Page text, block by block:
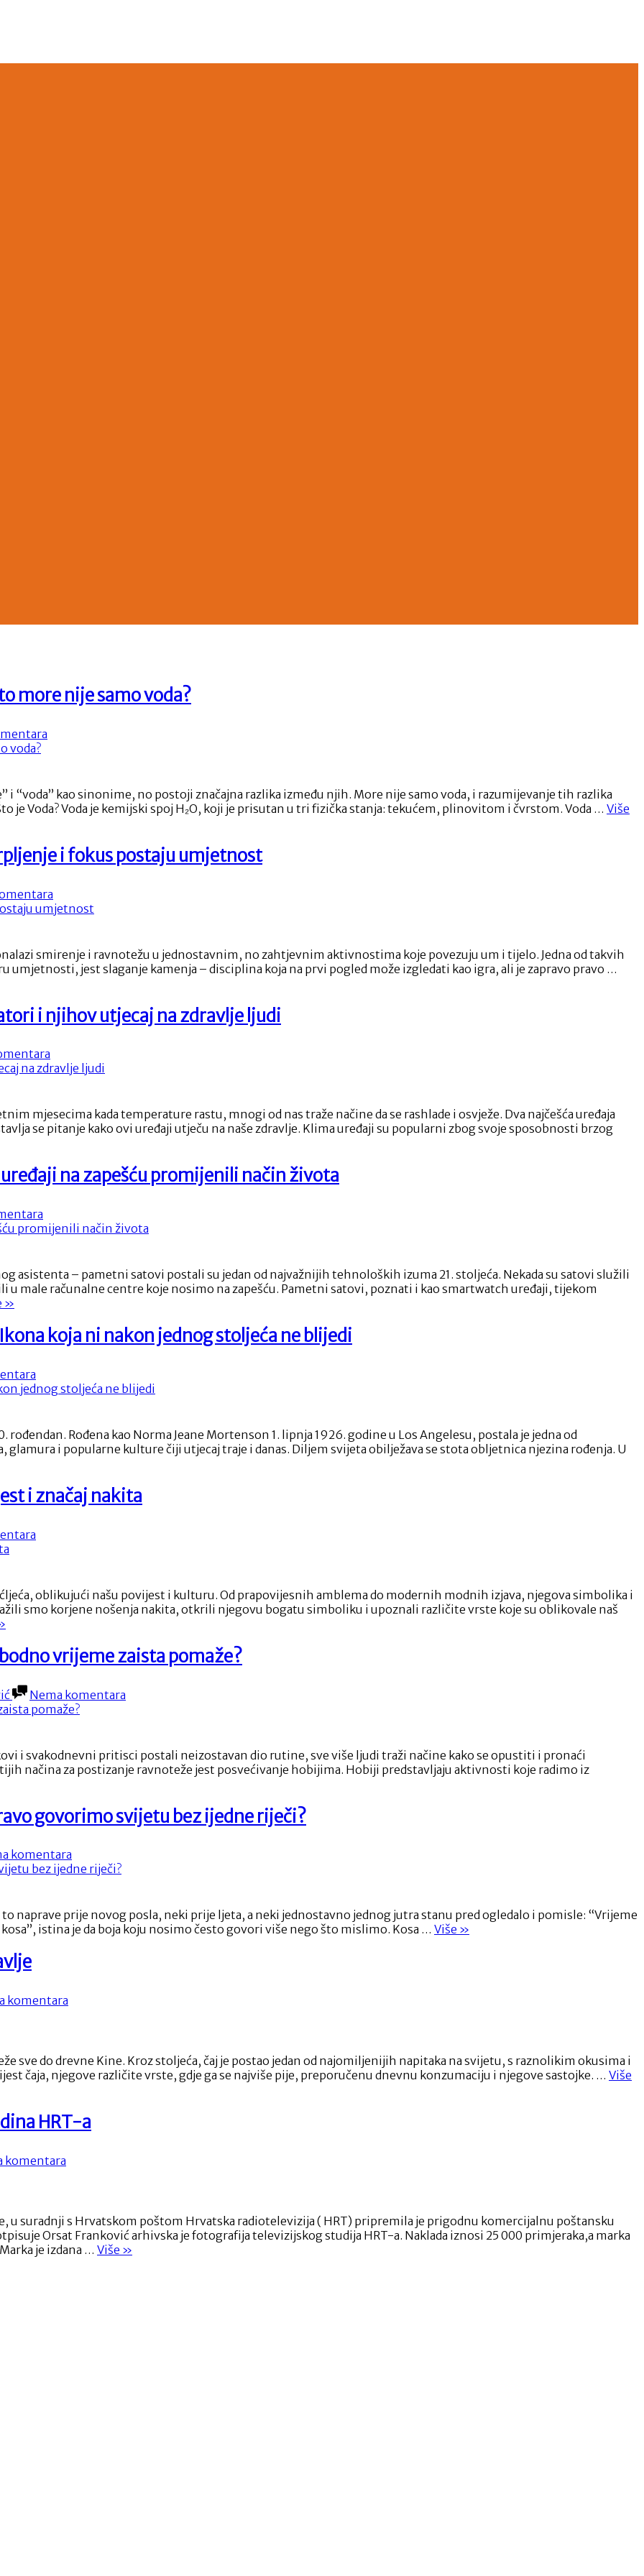
more nije samo voda?
Misterij
Koja
je
zašto
samo
voda?
“voda” kao sinonime, no postoji značajna razlika između njih. More nije samo voda, i razumijevanje tih razlika
je Voda? Voda je kemijski spoj H₂O, koji je prisutan u tri fizička stanja: tekućem, plinovitom i čvrstom. Voda … Više
i fokus postaju umjetnost
Umjetnost
balansiranja
strpljenje
i
umjetnost
smirenje i ravnotežu u jednostavnim, no zahtjevnim aktivnostima koje povezuju um i tijelo. Jedna od takvih
umjetnosti, jest slaganje kamenja – disciplina koja na prvi pogled može izgledati kao igra, ali je zapravo pravo …
i njihov utjecaj na zdravlje ljudi
Rashlađivanje
ljeti:
ventilatori
i
mjesecima kada temperature rastu, mnogi od nas traže načine da se rashlade i osvježe. Dva najčešća uređaja
se pitanje kako ovi uređaji utječu na naše zdravlje. Klima uređaji su popularni zbog svoje sposobnosti brzog
na zapešću promijenili način života
Pametni
satovi
Kako
su
zapešću
asistenta – pametni satovi postali su jedan od najvažnijih tehnoloških izuma 21. stoljeća. Nekada su satovi služili
u male računalne centre koje nosimo na zapešću. Pametni satovi, poznati i kao smartwatch uređaji, tijekom
“Pametni
ispisali
povijest:
su
uređaji
promijenili
način
života”
»
koja ni nakon jednog stoljeća ne blijedi
STOTI
ROĐENDAN
Ikona
koja
nakon
jednog
blijedi
Rođena kao Norma Jeane Mortenson 1. lipnja 1926. godine u Los Angelesu, postala je jedna od
i popularne kulture čiji utjecaj traje i danas. Diljem svijeta obilježava se stota obljetnica njezina rođenja. U
i značaj nakita
Od
stila:
Povijest
nakita
oblikujući našu povijest i kulturu. Od prapovijesnih amblema do modernih modnih izjava, njegova simbolika i
smo korjene nošenja nakita, otkrili njegovu bogatu simboliku i upoznali različite vrste koje su oblikovale naš
vrijeme zaista pomaže?
Nema komentara
Hobiji
stresa:
koliko
vrijeme
zaista
i svakodnevni pritisci postali neizostavan dio rutine, sve više ljudi traži načine kako se opustiti i pronaći
načina za postizanje ravnoteže jest posvećivanje hobijima. Hobiji predstavljaju aktivnosti koje radimo iz
govorimo svijetu bez ijedne riječi?
komentara
Boja
kose
iskaznica:
što
naprave prije novog posla, neki prije ljeta, a neki jednostavno jednog jutra stanu pred ogledalo i pomisle: “Vrijeme
istina je da boja koju nosimo često govori više nego što mislimo. Kosa … Više “Boja
bez
ijedne
riječi?”
»
komentara
Čaj:
okusi
i
sve do drevne Kine. Kroz stoljeća, čaj je postao jedan od najomiljenijih napitaka na svijetu, s raznolikim okusima i
čaja, njegove različite vrste, gdje ga se najviše pije, preporučenu dnevnu konzumaciju i njegove sastojke. … Više
HRT-a
komentara
Nova
povodu
100
godina
u suradnji s Hrvatskom poštom Hrvatska radiotelevizija ( HRT) pripremila je prigodnu komercijalnu poštansku
Orsat Franković arhivska je fotografija televizijskog studija HRT-a. Naklada iznosi 25 000 primjeraka,a marka
je izdana … Više “Nova
»